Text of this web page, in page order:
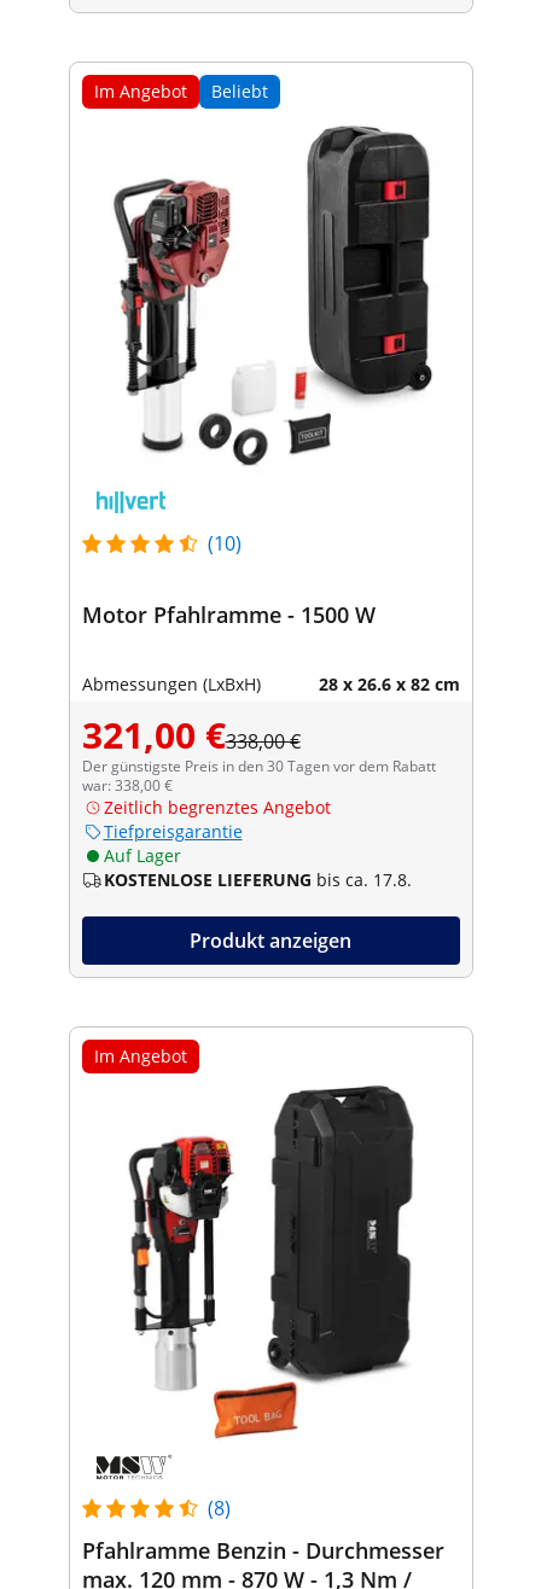
Im Angebot Beliebt
(10)
Motor Pfahlramme - 1500 W
Abmessungen (LxBxH) 28 x 26.6 x 82 cm
321,00 €338,00 €
Der günstigste Preis in den 30 Tagen vor dem Rabatt
war: 338,00 €
Zeitlich begrenztes Angebot
Tiefpreisgarantie
Auf Lager
KOSTENLOSE LIEFERUNG bis ca. 17.8.
Produkt anzeigen
Im Angebot
(8)
Pfahlramme Benzin - Durchmesser
max. 120 mm - 870 W - 1,3 Nm /